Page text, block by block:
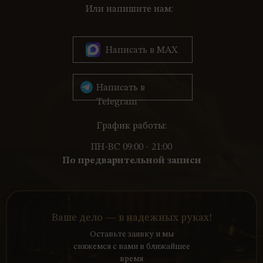
Или напишите нам:
График работы:
ПН-ВС 09:00 - 21:00
По предварительной записи
Написать в MAX
Написать в
Telegram
Ваше дело — в надежных руках!
Оставьте заявку и мы
свяжемся с вами в ближайшее
время